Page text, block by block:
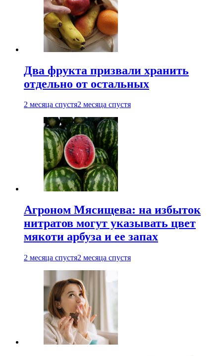
Два фрукта призвали хранить
отдельно от остальных
2 месяца спустя2 месяца спустя
Агроном Мясищева: на избыток
нитратов могут указывать цвет
мякоти арбуза и ее запах
2 месяца спустя2 месяца спустя